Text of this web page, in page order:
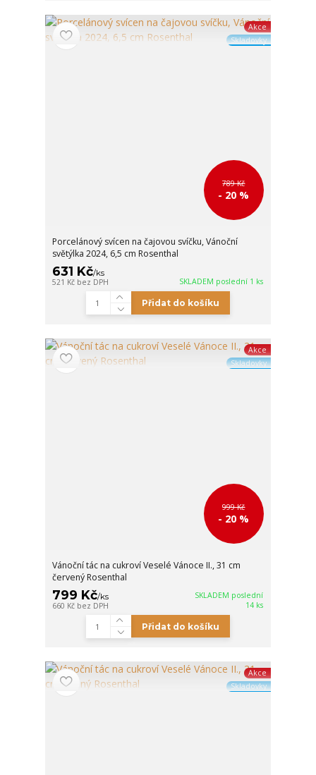
Akce
Skladovky
789 Kč
- 20 %
Porcelánový svícen na čajovou svíčku, Vánoční
světýlka 2024, 6,5 cm Rosenthal
631 Kč/ks
521 Kč bez DPH SKLADEM poslední 1 ks
Přidat do košíku
Akce
Skladovky
999 Kč
- 20 %
Vánoční tác na cukroví Veselé Vánoce II., 31 cm
červený Rosenthal
799 Kč/ks
660 Kč bez DPH
SKLADEM poslední
14 ks
Přidat do košíku
Akce
Skladovky